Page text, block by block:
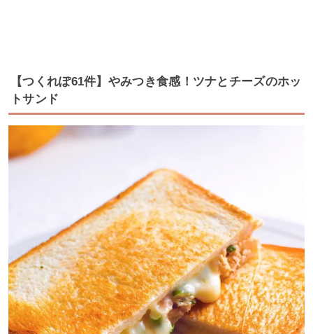
【つくれぽ61件】やみつき食感！ツナとチーズのホッ
トサンド